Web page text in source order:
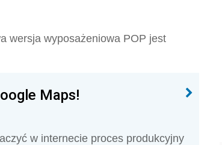
wersja wyposażeniowa POP jest
Maps!
w internecie proces produkcyjny